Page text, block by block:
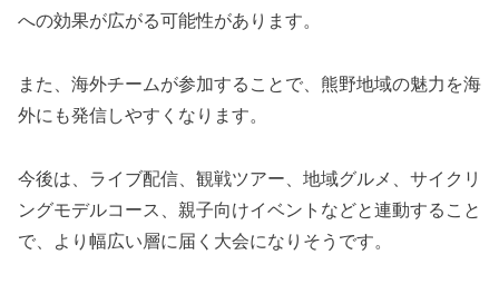
への効果が広がる可能性があります。
また、海外チームが参加することで、熊野地域の魅力を海
外にも発信しやすくなります。
今後は、ライブ配信、観戦ツアー、地域グルメ、サイクリ
ングモデルコース、親子向けイベントなどと連動すること
で、より幅広い層に届く大会になりそうです。